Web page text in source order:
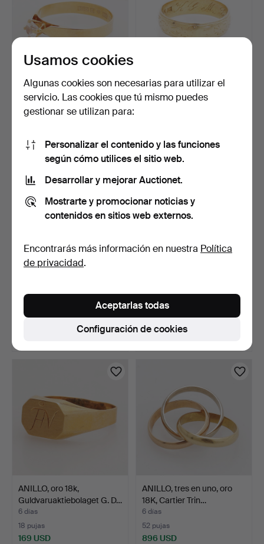
ANILLO, oro 18k, con piedra
blanca, Hedber…
6 días
95 USD
ANILLO, oro 18k, August
Wilhelm Ahnström, …
233 USD
piedras blancas, peso…
6 días
peso 1,01 gram…
5 pujas
ANILLO, oro 18k,
Guldvaruaktiebolaget G. D…
6 días
18 pujas
169 USD
ANILLO, tres en uno, oro
18K, Cartier Trin…
6 días
52 pujas
896 USD
Usamos cookies
Algunas cookies son necesarias para utilizar el
servicio. Las cookies que tú mismo puedes
gestionar se utilizan para:
Personalizar el contenido y las funciones
según cómo utilices el sitio web.
Desarrollar y mejorar Auctionet.
Mostrarte y promocionar noticias y
contenidos en sitios web externos.
Encontrarás más información en nuestra Política
de privacidad.
Configuración de cookies
Aceptarlas todas